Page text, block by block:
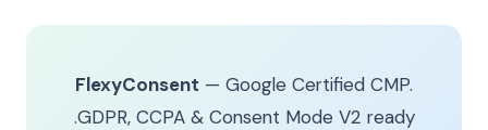
FlexyConsent — Google Certified CMP.
GDPR, CCPA & Consent Mode V2 ready.